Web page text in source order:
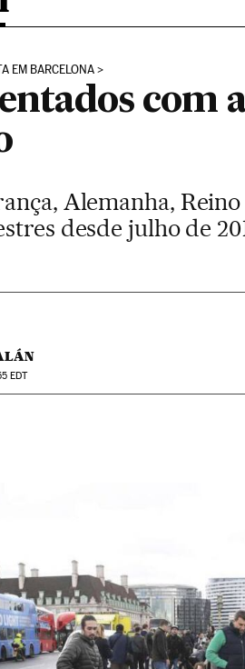
EM BARCELONA
com
Alemanha,
desde julho de
EDT
en TwitterRedes Sociales